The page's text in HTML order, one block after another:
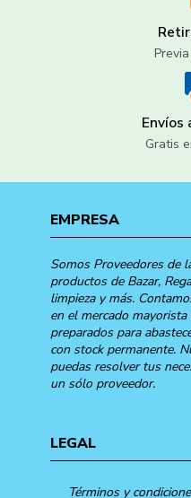
Envíos
Gratis
EMPRESA
Somos Proveedores de
productos de Bazar,
limpieza y más.
en el mercado
preparados para
con stock permanente.
puedas resolver tus
un sólo proveedor.
LEGAL
Términos y